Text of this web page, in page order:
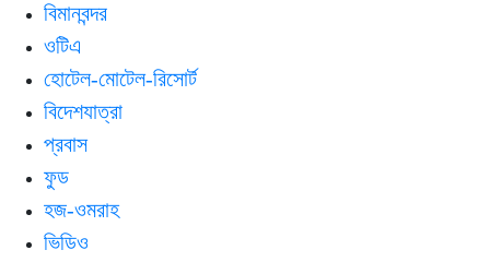
বিমানবন্দর
ওটিএ
হোটেল-মোটেল-রিসোর্ট
বিদেশযাত্রা
প্রবাস
ফুড
হজ-ওমরাহ
ভিডিও